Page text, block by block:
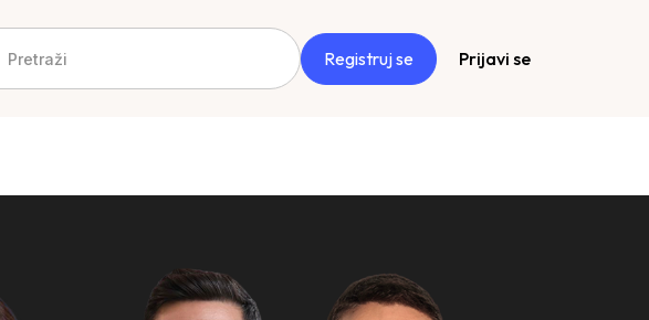
Registruj se Prijavi se